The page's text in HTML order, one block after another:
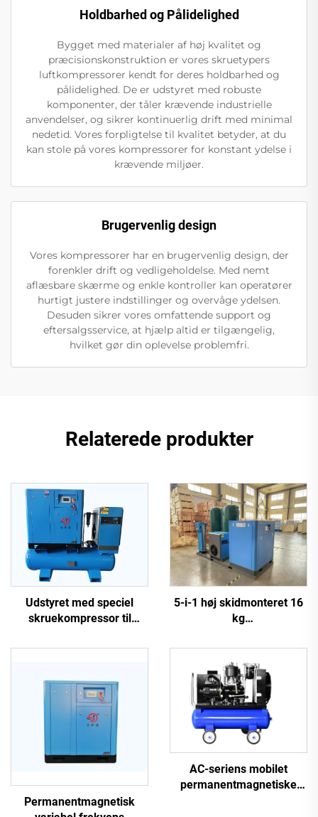
Holdbarhed og Pålidelighed
Bygget med materialer af høj kvalitet og
præcisionskonstruktion er vores skruetypers
luftkompressorer kendt for deres holdbarhed og
pålidelighed. De er udstyret med robuste
komponenter, der tåler krævende industrielle
anvendelser, og sikrer kontinuerlig drift med minimal
nedetid. Vores forpligtelse til kvalitet betyder, at du
kan stole på vores kompressorer for konstant ydelse i
krævende miljøer.
Brugervenlig design
Vores kompressorer har en brugervenlig design, der
forenkler drift og vedligeholdelse. Med nemt
aflæsbare skærme og enkle kontroller kan operatører
hurtigt justere indstillinger og overvåge ydelsen.
Desuden sikrer vores omfattende support og
eftersalgsservice, at hjælp altid er tilgængelig,
hvilket gør din oplevelse problemfri.
Relaterede produkter
Udstyret med speciel
skruekompressor til
5-i-1 høj skidmonteret 16
kg
til laserskæring med 1200
L tank
Permanentmagnetisk
AC-seriens mobilet
permanentmagnetiske